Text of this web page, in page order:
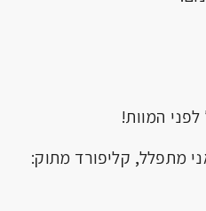
המוות!
מתפלל, קליפורד מתוק: